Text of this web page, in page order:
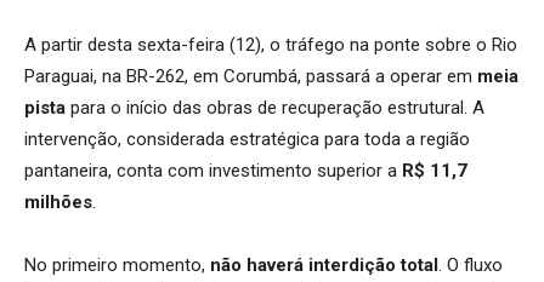
A partir desta sexta-feira (12), o tráfego na ponte sobre o Rio
Paraguai, na BR-262, em Corumbá, passará a operar em meia
pista para o início das obras de recuperação estrutural. A
intervenção, considerada estratégica para toda a região
pantaneira, conta com investimento superior a R$ 11,7
milhões
No primeiro momento, não haverá interdição total . O fluxo